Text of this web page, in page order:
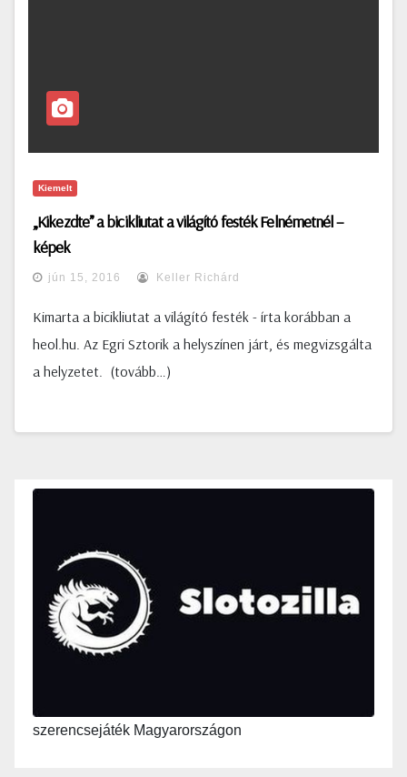
Kiemelt
„Kikezdte” a bicikliutat a világító festék Felnémetnél –
képek
jún 15, 2016 Keller Richárd
Kimarta a bicikliutat a világító festék - írta korábban a
heol.hu. Az Egri Sztorik a helyszínen járt, és megvizsgálta
a helyzetet. (tovább…)
szerencsejáték Magyarországon